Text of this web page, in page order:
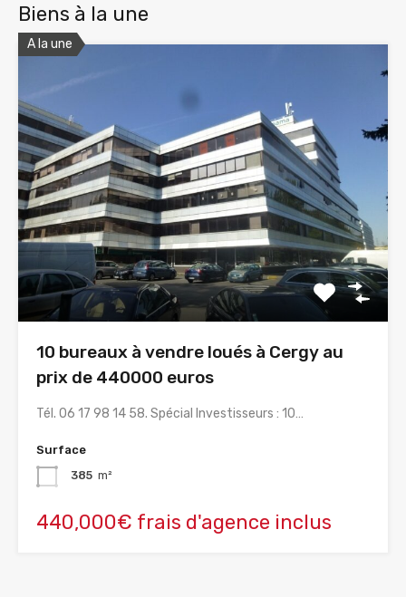
Biens à la une
A la une
10 bureaux à vendre loués à Cergy au
prix de 440000 euros
Tél. 06 17 98 14 58. Spécial Investisseurs : 10…
Surface
385 m²
440,000€ frais d'agence inclus